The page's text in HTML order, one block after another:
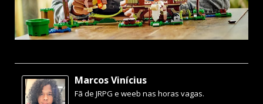
Marcos Vinícius
Fã de JRPG e weeb nas horas vagas.